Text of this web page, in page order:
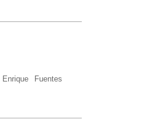
Fuentes